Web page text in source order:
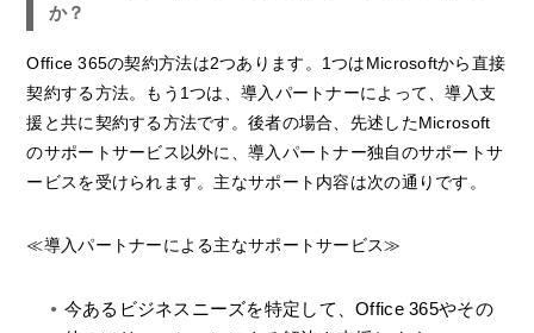
か？
Office 365の契約方法は2つあります。1つはMicrosoftから直接
契約する方法。もう1つは、導入パートナーによって、導入支
援と共に契約する方法です。後者の場合、先述したMicrosoft
のサポートサービス以外に、導入パートナー独自のサポートサ
ービスを受けられます。主なサポート内容は次の通りです。
≪導入パートナーによる主なサポートサービス≫
今あるビジネスニーズを特定して、Office 365やその